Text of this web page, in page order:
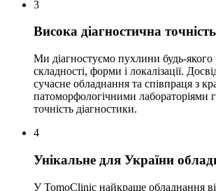
3
Висока діагностична точність
Ми діагностуємо пухлини будь-якого
складності, форми і локалізації.
сучасне обладнання та співпраця з
патоморфологічними лабораторіями
точність діагностики.
4
Унікальне для України
У TomoClinic найкраще обладнання